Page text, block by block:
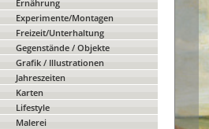
Ernährung
Experimente/Montagen
Freizeit/Unterhaltung
Gegenstände / Objekte
Grafik / Illustrationen
Jahreszeiten
Karten
Lifestyle
Malerei